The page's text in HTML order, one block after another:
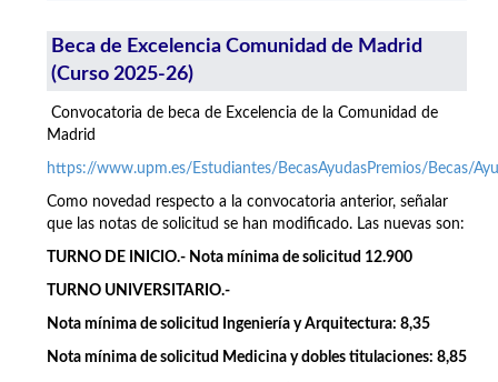
Beca de Excelencia Comunidad de Madrid
(Curso 2025-26)
Convocatoria de beca de Excelencia de la Comunidad de
Madrid
https://www.upm.es/Estudiantes/BecasAyudasPremios/Becas/
Como novedad respecto a la convocatoria anterior, señalar
que las notas de solicitud se han modificado. Las nuevas son:
TURNO DE INICIO.- Nota mínima de solicitud 12.900
TURNO UNIVERSITARIO.-
Nota mínima de solicitud Ingeniería y Arquitectura: 8,35
Nota mínima de solicitud Medicina y dobles titulaciones: 8,85